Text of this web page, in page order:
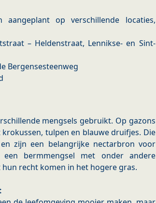
op verschillende locaties,
– Heldenstraat, Lennikse- en Sint-
Bergensesteenweg
mengsels gebruikt. Op gazons
tulpen en blauwe druifjes. Die
zijn een belangrijke nectarbron voor
bermmengsel met onder andere
recht komen in het hogere gras.